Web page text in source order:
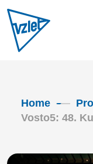
Home
Vosto5: 48.